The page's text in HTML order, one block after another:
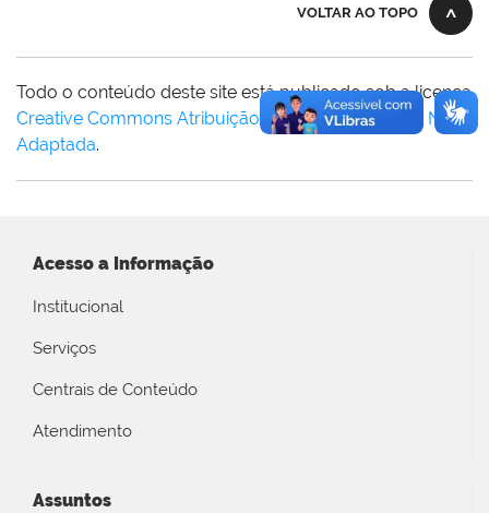
VOLTAR AO TOPO
Todo o conteúdo deste site está publicado sob a licença
Creative Commons Atribuição-SemDerivações 3.0 Não
Adaptada.
Acesso a Informação
Institucional
Serviços
Centrais de Conteúdo
Atendimento
Assuntos